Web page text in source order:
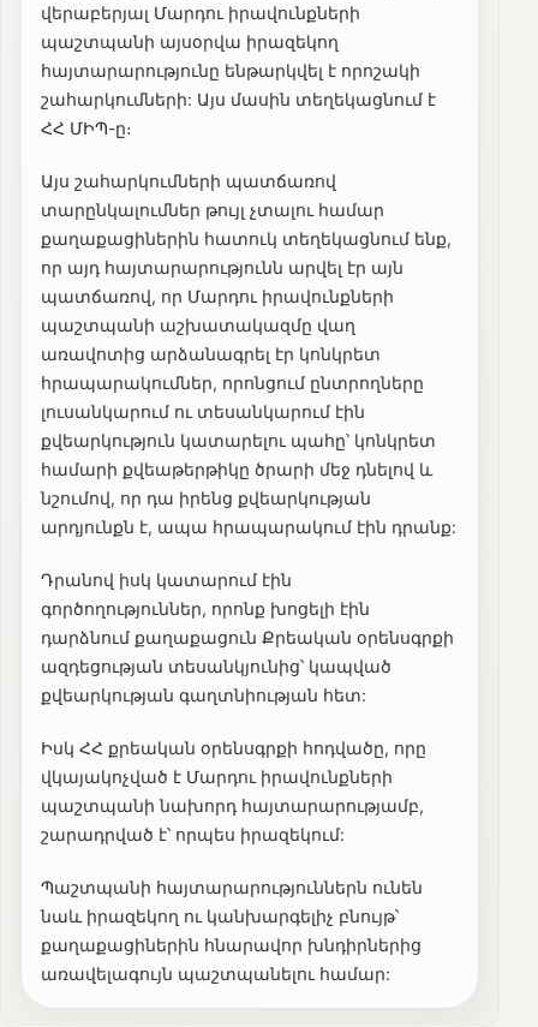
վերաբերյալ Մարդու իրավունքների
պաշտպանի այսօրվա իրազեկող
հայտարարությունը ենթարկվել է որոշակի
շահարկումների: Այս մասին տեղեկացնում է
ՀՀ ՄԻՊ-ը։
Այս շահարկումների պատճառով
տարընկալումներ թույլ չտալու համար
քաղաքացիներին հատուկ տեղեկացնում ենք,
որ այդ հայտարարությունն արվել էր այն
պատճառով, որ Մարդու իրավունքների
պաշտպանի աշխատակազմը վաղ
առավոտից արձանագրել էր կոնկրետ
հրապարակումներ, որոնցում ընտրողները
լուսանկարում ու տեսանկարում էին
քվեարկություն կատարելու պահը՝ կոնկրետ
համարի քվեաթերթիկը ծրարի մեջ դնելով և
նշումով, որ դա իրենց քվեարկության
արդյունքն է, ապա հրապարակում էին դրանք:
Դրանով իսկ կատարում էին
գործողություններ, որոնք խոցելի էին
դարձնում քաղաքացուն Քրեական օրենսգրքի
ազդեցության տեսանկյունից՝ կապված
քվեարկության գաղտնիության հետ:
Իսկ ՀՀ քրեական օրենսգրքի հոդվածը, որը
վկայակոչված է Մարդու իրավունքների
պաշտպանի նախորդ հայտարարությամբ,
շարադրված է՝ որպես իրազեկում:
Պաշտպանի հայտարարություններն ունեն
նաև իրազեկող ու կանխարգելիչ բնույթ՝
քաղաքացիներին հնարավոր խնդիրներից
առավելագույն պաշտպանելու համար: